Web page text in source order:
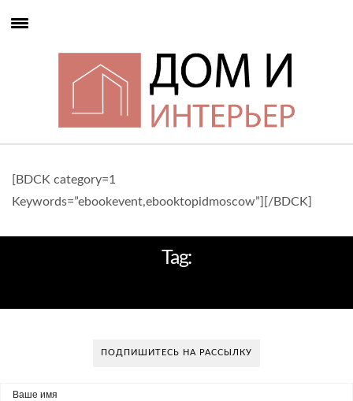
[BDCK category=1
Keywords=”ebookevent,ebooktopidmoscow”][/BDCK]
Tag:
ПОДПИШИТЕСЬ НА РАССЫЛКУ